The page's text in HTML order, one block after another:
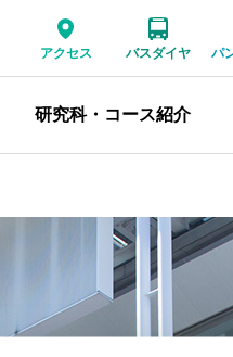
アクセス バスダイヤ パ
研究科・コース紹介